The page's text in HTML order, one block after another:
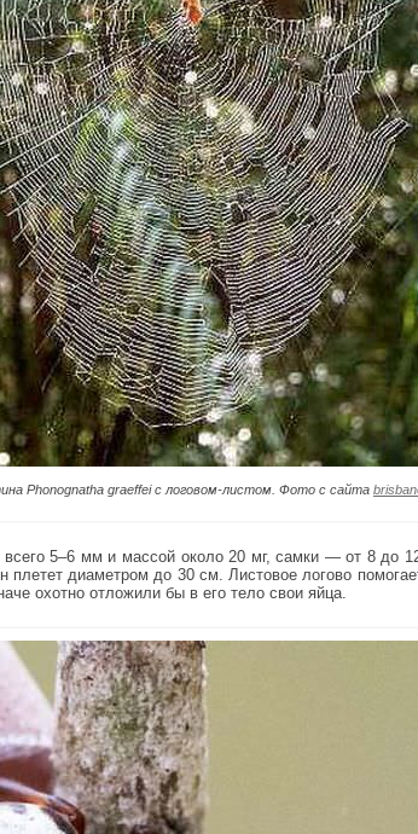
Phonognatha graeffei с логовом-листом. Фото с сайта
5–6 мм и массой около 20 мг, самки — от 8 до
плетет диаметром до 30 см. Листовое логово
охотно отложили бы в его тело свои яйца.